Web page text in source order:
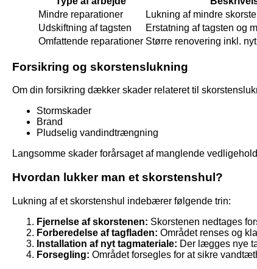
Mindre reparationer
Lukning af mindre
Udskiftning af tagsten
Erstatning af tagsten og
Omfattende reparationer Større renovering inkl.
Forsikring og skorstenslukning
Om din forsikring dækker skader relateret til
Stormskader
Brand
Pludselig vandindtrængning
Langsomme skader forårsaget af manglende
Hvordan lukker man et skorstenshul?
Lukning af et skorstenshul indebærer følgende trin:
Fjernelse af skorstenen: Skorstenen nedtages
Forberedelse af tagfladen: Området renses og
Installation af nyt tagmateriale: Der lægges nye
Forsegling: Området forsegles for at sikre